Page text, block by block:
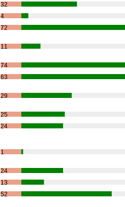
32
4
72
11
74
63
29
25
24
1
24
13
52